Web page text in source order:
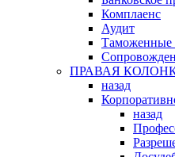
Комплаенс
Аудит
Таможенные
ПРАВАЯ
назад
назад